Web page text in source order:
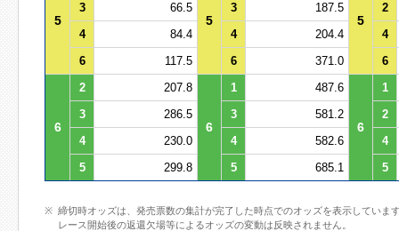
5 5 5
3
66.5 3 187.5
2
4
84.4 4 204.4
4
6
117.5 6 371.0 6
6
2 207.8
6
1 487.6
6
1
3
286.5 3 581.2
2
4
230.0 4 582.6
4
5
299.8 5 685.1 5
締切時オッズは、発売票数の集計が完了した時点でのオッズを表示していま
レース開始後の返還欠場等によるオッズの変動は反映されません。